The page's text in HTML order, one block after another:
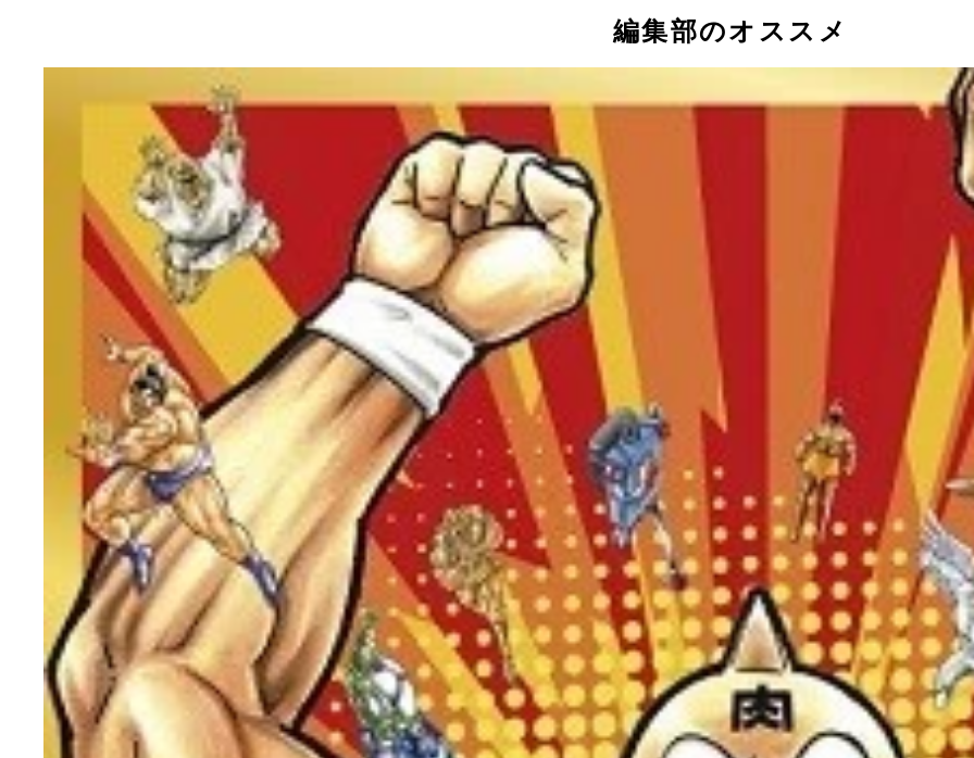
編集部のオススメ